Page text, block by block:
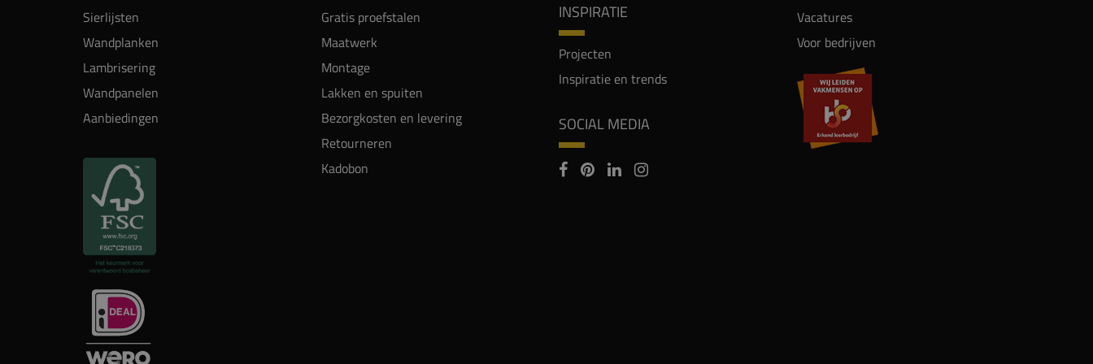
Sierlijsten
Wandplanken
Lambrisering
Wandpanelen
Aanbiedingen
Gratis proefstalen
Maatwerk
Montage
Lakken en spuiten
Bezorgkosten en levering
Retourneren
Kadobon
INSPIRATIE
Projecten
Inspiratie en trends
SOCIAL MEDIA
Vacatures
Voor bedrijven